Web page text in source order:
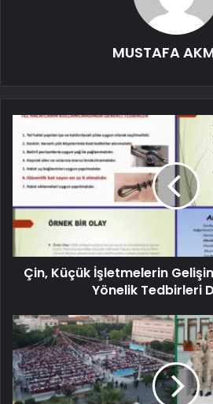
MUSTAFA
Çin, Küçük İşletmelerin
Yönelik Tedbirleri